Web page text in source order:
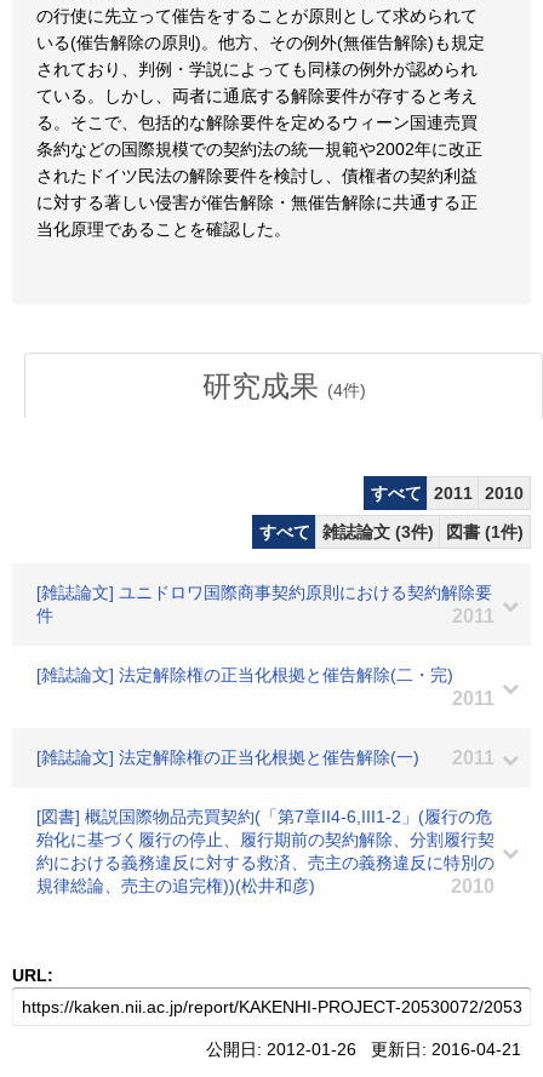
の行使に先立って催告をすることが原則として求められて
いる(催告解除の原則)。他方、その例外(無催告解除)も規定
されており、判例・学説によっても同様の例外が認められ
ている。しかし、両者に通底する解除要件が存すると考え
る。そこで、包括的な解除要件を定めるウィーン国連売買
条約などの国際規模での契約法の統一規範や2002年に改正
されたドイツ民法の解除要件を検討し、債権者の契約利益
に対する著しい侵害が催告解除・無催告解除に共通する正
当化原理であることを確認した。
研究成果 (4件)
すべて 2011
2010
すべて
雑誌論文 (3件) 図書 (1件)
[雑誌論文] ユニドロワ国際商事契約原則における契約解除要
件
2011
[雑誌論文] 法定解除権の正当化根拠と催告解除(二・完)
2011
[雑誌論文] 法定解除権の正当化根拠と催告解除(一) 2011
[図書] 概説国際物品売買契約(「第7章II4-6,III1-2」(履行の危
殆化に基づく履行の停止、履行期前の契約解除、分割履行契
約における義務違反に対する救済、売主の義務違反に特別の
規律総論、売主の追完権))(松井和彦)
2010
URL:
公開日: 2012-01-26 更新日: 2016-04-21